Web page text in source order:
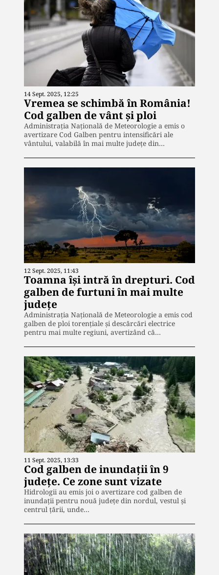
14 Sept. 2025, 12:25
Vremea se schimbă în România!
Cod galben de vânt și ploi
Administrația Națională de Meteorologie a emis o
avertizare Cod Galben pentru intensificări ale
vântului, valabilă în mai multe județe din…
12 Sept. 2025, 11:43
Toamna îşi intră în drepturi. Cod
galben de furtuni în mai multe
judeţe
Administrația Națională de Meteorologie a emis cod
galben de ploi torențiale și descărcări electrice
pentru mai multe regiuni, avertizând că…
11 Sept. 2025, 13:33
Cod galben de inundaţii în 9
judeţe. Ce zone sunt vizate
Hidrologii au emis joi o avertizare cod galben de
inundaţii pentru nouă judeţe din nordul, vestul şi
centrul ţării, unde…